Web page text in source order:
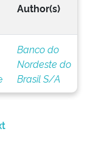
Author(s)
Banco do
Nordeste do
Brasil S/A